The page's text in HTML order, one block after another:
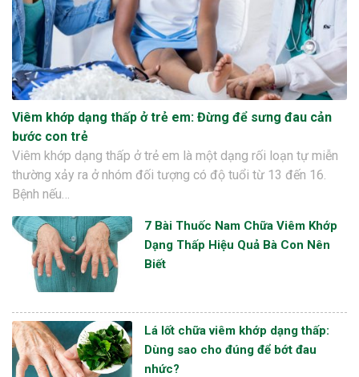
Viêm khớp dạng thấp ở trẻ em: Đừng để sưng đau cản
bước con trẻ
Viêm khớp dạng thấp ở trẻ em là một dạng rối loạn tự miễn
thường xảy ra ở nhóm đối tượng có độ tuổi từ 13 đến 16.
Bệnh nếu…
7 Bài Thuốc Nam Chữa Viêm Khớp
Dạng Thấp Hiệu Quả Bà Con Nên
Biết
Lá lốt chữa viêm khớp dạng thấp:
Dùng sao cho đúng để bớt đau
nhức?